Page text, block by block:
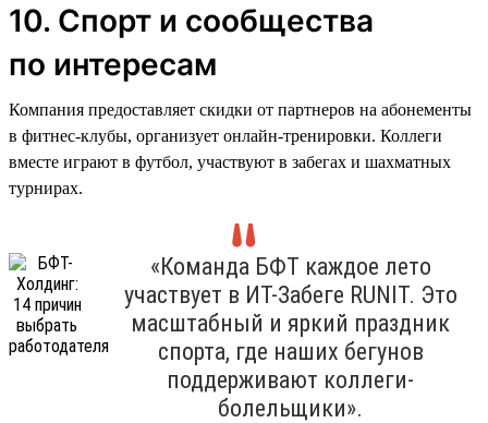
10. Спорт и сообщества
по интересам
Компания предоставляет скидки от партнеров на абонементы
в фитнес-клубы, организует онлайн-тренировки. Коллеги
вместе играют в футбол, участвуют в забегах и шахматных
турнирах.
«Команда БФТ каждое лето
участвует в ИТ-Забеге RUNIT. Это
масштабный и яркий праздник
спорта, где наших бегунов
поддерживают коллеги-
болельщики».